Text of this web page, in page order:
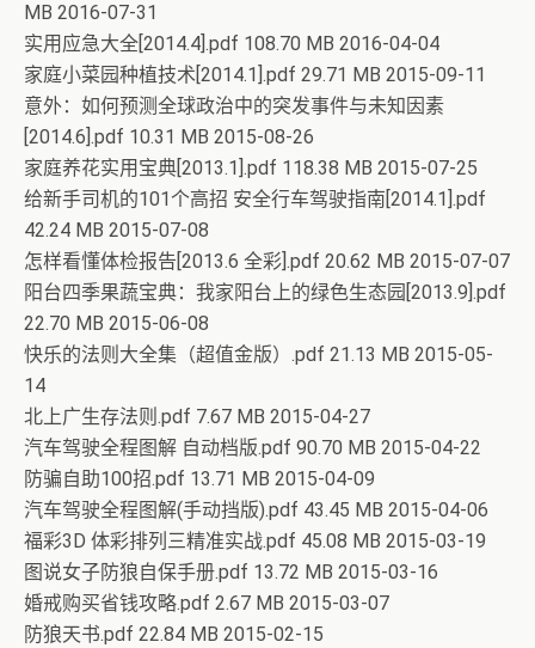
MB 2016-07-31
实用应急大全[2014.4].pdf 108.70 MB 2016-04-04
家庭小菜园种植技术[2014.1].pdf 29.71 MB 2015-09-11
意外：如何预测全球政治中的突发事件与未知因素
[2014.6].pdf 10.31 MB 2015-08-26
家庭养花实用宝典[2013.1].pdf 118.38 MB 2015-07-25
给新手司机的101个高招 安全行车驾驶指南[2014.1].pdf
42.24 MB 2015-07-08
怎样看懂体检报告[2013.6 全彩].pdf 20.62 MB 2015-07-07
阳台四季果蔬宝典：我家阳台上的绿色生态园[2013.9].pdf
22.70 MB 2015-06-08
快乐的法则大全集（超值金版）.pdf 21.13 MB 2015-05-
14
北上广生存法则.pdf 7.67 MB 2015-04-27
汽车驾驶全程图解 自动档版.pdf 90.70 MB 2015-04-22
防骗自助100招.pdf 13.71 MB 2015-04-09
汽车驾驶全程图解(手动挡版).pdf 43.45 MB 2015-04-06
福彩3D 体彩排列三精准实战.pdf 45.08 MB 2015-03-19
图说女子防狼自保手册.pdf 13.72 MB 2015-03-16
婚戒购买省钱攻略.pdf 2.67 MB 2015-03-07
防狼天书.pdf 22.84 MB 2015-02-15